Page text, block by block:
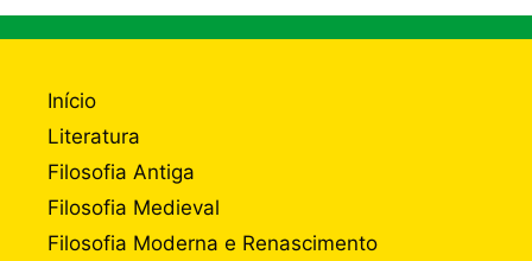
Início
Literatura
Filosofia Antiga
Filosofia Medieval
Filosofia Moderna e Renascimento